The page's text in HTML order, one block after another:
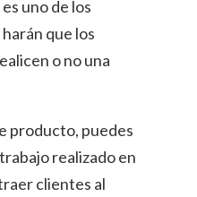
uno de los
que los
o no una
producto, puedes
realizado en
clientes al